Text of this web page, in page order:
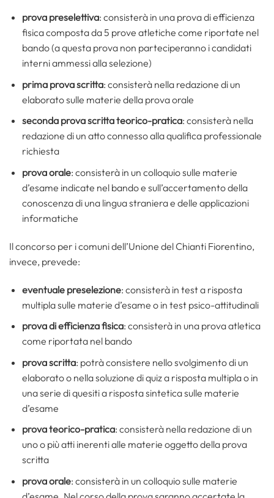
prova preselettiva: consisterà in una prova di efficienza
fisica composta da 5 prove atletiche come riportate nel
bando (a questa prova non parteciperanno i candidati
interni ammessi alla selezione)
prima prova scritta: consisterà nella redazione di un
elaborato sulle materie della prova orale
seconda prova scritta teorico-pratica: consisterà nella
redazione di un atto connesso alla qualifica professionale
richiesta
prova orale: consisterà in un colloquio sulle materie
d’esame indicate nel bando e sull’accertamento della
conoscenza di una lingua straniera e delle applicazioni
informatiche
Il concorso per i comuni dell’Unione del Chianti Fiorentino,
invece, prevede:
eventuale preselezione: consisterà in test a risposta
multipla sulle materie d’esame o in test psico-attitudinali
prova di efficienza fisica: consisterà in una prova atletica
come riportata nel bando
prova scritta: potrà consistere nello svolgimento di un
elaborato o nella soluzione di quiz a risposta multipla o in
una serie di quesiti a risposta sintetica sulle materie
d’esame
prova teorico-pratica: consisterà nella redazione di un
uno o più atti inerenti alle materie oggetto della prova
scritta
prova orale: consisterà in un colloquio sulle materie